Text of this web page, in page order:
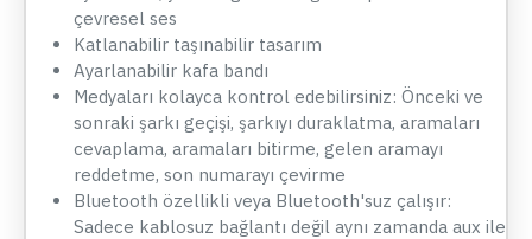
çevresel ses
Katlanabilir taşınabilir tasarım
Ayarlanabilir kafa bandı
Medyaları kolayca kontrol edebilirsiniz: Önceki ve
sonraki şarkı geçişi, şarkıyı duraklatma, aramaları
cevaplama, aramaları bitirme, gelen aramayı
reddetme, son numarayı çevirme
Bluetooth özellikli veya Bluetooth'suz çalışır:
Sadece kablosuz bağlantı değil aynı zamanda aux ile